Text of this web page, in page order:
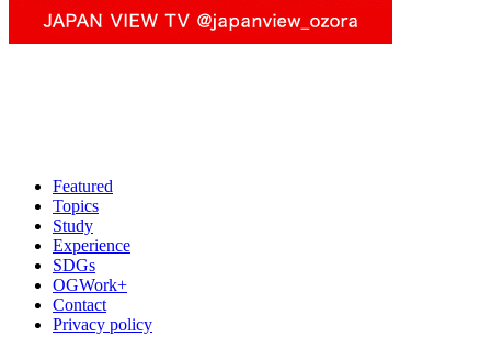
Featured
Topics
Study
Experience
SDGs
OGWork+
Contact
Privacy policy